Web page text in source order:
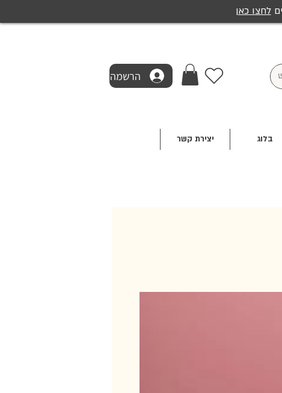
לחצו כאן
הרשמה
בלוג יצירת קשר